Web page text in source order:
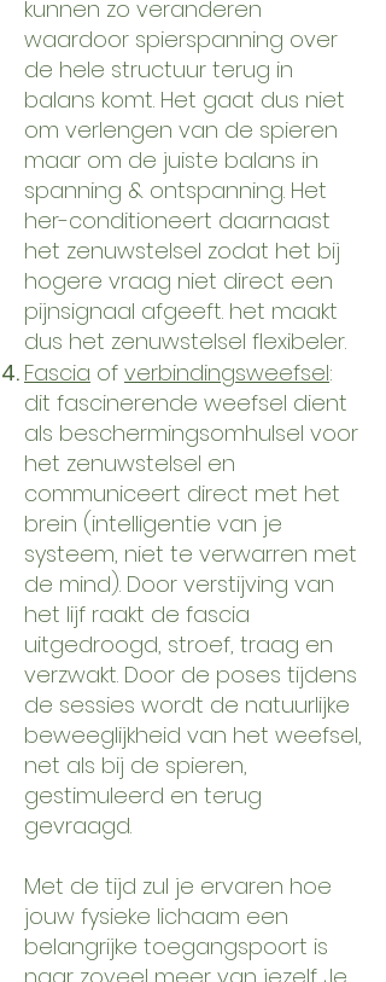
kunnen zo veranderen
waardoor spierspanning over
de hele structuur terug in
balans komt. Het gaat dus niet
om verlengen van de spieren
maar om de juiste balans in
spanning & ontspanning. Het
her-conditioneert daarnaast
het zenuwstelsel zodat het bij
hogere vraag niet direct een
pijnsignaal afgeeft. het maakt
dus het zenuwstelsel flexibeler.
Fascia of verbindingsweefsel:
dit fascinerende weefsel dient
als beschermingsomhulsel voor
het zenuwstelsel en
communiceert direct met het
brein (intelligentie van je
systeem, niet te verwarren met
de mind). Door verstijving van
het lijf raakt de fascia
uitgedroogd, stroef, traag en
verzwakt. Door de poses tijdens
de sessies wordt de natuurlijke
beweeglijkheid van het weefsel,
net als bij de spieren,
gestimuleerd en terug
gevraagd.
Met de tijd zul je ervaren hoe
jouw fysieke lichaam een
belangrijke toegangspoort is